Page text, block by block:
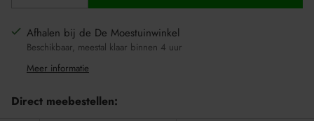
Afhalen bij de De Moestuinwinkel
Beschikbaar, meestal klaar binnen 4 uur
Meer informatie
Direct meebestellen: